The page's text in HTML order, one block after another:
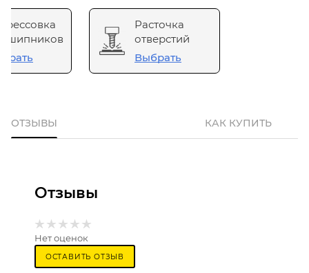
Расточка
отверстий
Выбрать
ОТЗЫВЫ КАК КУПИТЬ
Отзывы
Нет оценок
ОСТАВИТЬ ОТЗЫВ